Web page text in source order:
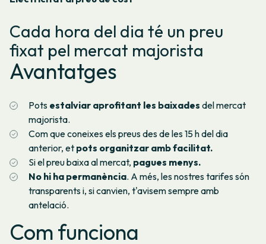
En el cas de les Balears i Canàries, el cost de l'energia (i el
preu de compensació d'excedents d'autoproducció) no
l'obtenim del mercat majorista diari (OMIE), sinó que prové
de Red Eléctrica Española (REE). Per això, tot i que la
fórmula per obtenir els preus és exactament la mateixa, els
preus finals no són iguals.
que tota l’electricitat prové de fonts netes.
Cada hora del dia té un preu
fixat pel mercat majorista
Avantatges
Pots estalviar aprofitant les baixades del mercat
majorista.
Com que coneixes els preus des de les 15 h del dia
anterior, et pots organitzar amb facilitat.
Si el preu baixa al mercat, pagues menys.
No hi ha permanència. A més, les nostres tarifes són
transparents i, si canvien, t'avisem sempre amb
antelació.
Com funciona